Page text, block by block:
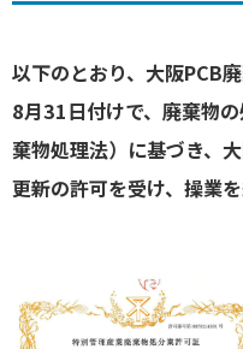
以下のとおり、大阪PCB
8月31日付けで、廃棄物
棄物処理法）に基づき、
更新の許可を受け、操業を